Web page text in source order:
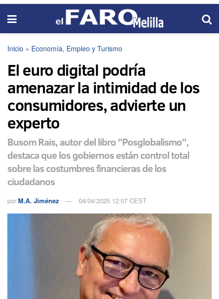
Inicio » Economía, Empleo y Turismo
El euro digital podría
amenazar la intimidad de los
consumidores, advierte un
experto
Busom Rais, autor del libro "Posglobalismo",
destaca que los gobiernos están control total
sobre las costumbres financieras de los
ciudadanos
por M.A. Jiménez 04/04/2025 12:07 CEST